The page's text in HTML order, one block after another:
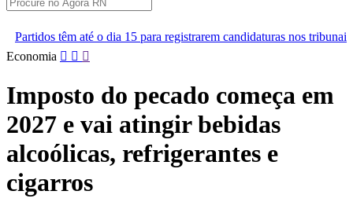
para registrarem candidaturas nos tribunais
Senai RN abre 2
Pular
conteúdo
Economia
Imposto do pecado começa em
2027 e vai atingir bebidas
alcoólicas, refrigerantes e
cigarros